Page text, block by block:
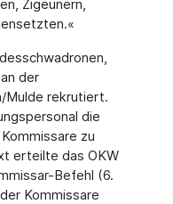
Zigeunern,
der
Mulde rekrutiert.
die
zu
erteilte das OKW
Befehl (6.
Kommissare